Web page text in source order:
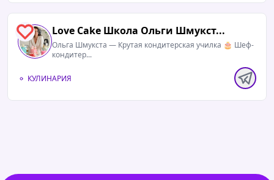
0 Love Cake Школа Ольги Шмукст...
Ольга Шмукста — Крутая кондитерская училка 🎂 Шеф-
кондитер...
КУЛИНАРИЯ